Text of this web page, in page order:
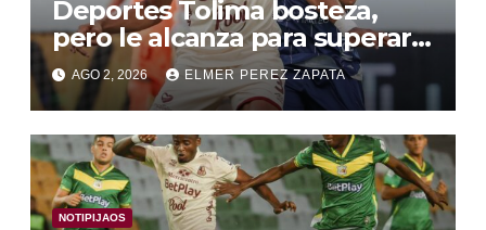
Deportes Tolima bosteza,
pero le alcanza para superar a
Alianza Valledupar 2 A 1
AGO 2, 2026 ELMER PEREZ ZAPATA
NOTIPIJAOS